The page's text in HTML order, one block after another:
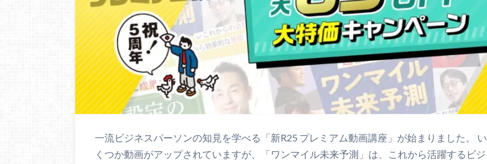
一流ビジネスパーソンの知見を学べる「新R25 プレミアム動画講座」が始まりました。 い
くつか動画がアップされていますが、「ワンマイル未来予測」は、これから活躍するビジ